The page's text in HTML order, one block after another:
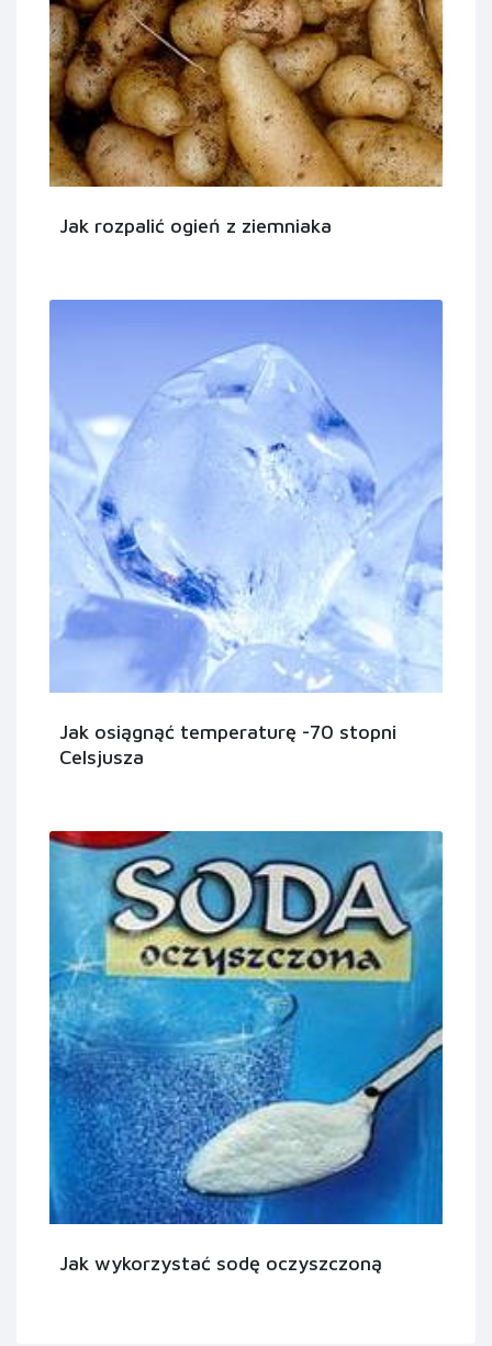
Jak rozpalić ogień z ziemniaka
Jak osiągnąć temperaturę -70 stopni
Celsjusza
Jak wykorzystać sodę oczyszczoną